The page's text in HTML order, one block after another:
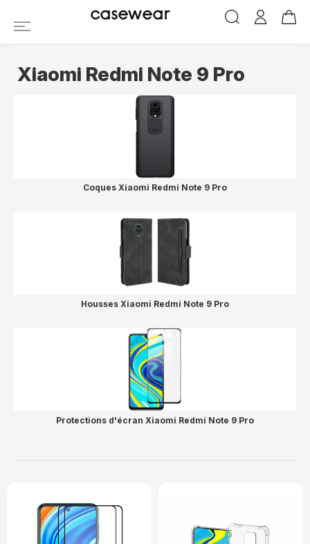
Coques et
casewear
Xiaomi Redmi Note 9 Pro
Coques Xiaomi Redmi Note 9 Pro
Housses Xiaomi Redmi Note 9 Pro
Protections d'écran Xiaomi Redmi Note 9 Pro